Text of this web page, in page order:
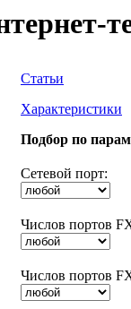
Статьи
Характеристики
Подбор по
Сетевой порт:
Числов портов
Числов портов